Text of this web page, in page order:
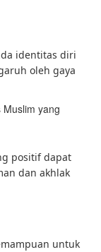
identitas diri
oleh gaya
yang
positif dapat
dan akhlak
untuk